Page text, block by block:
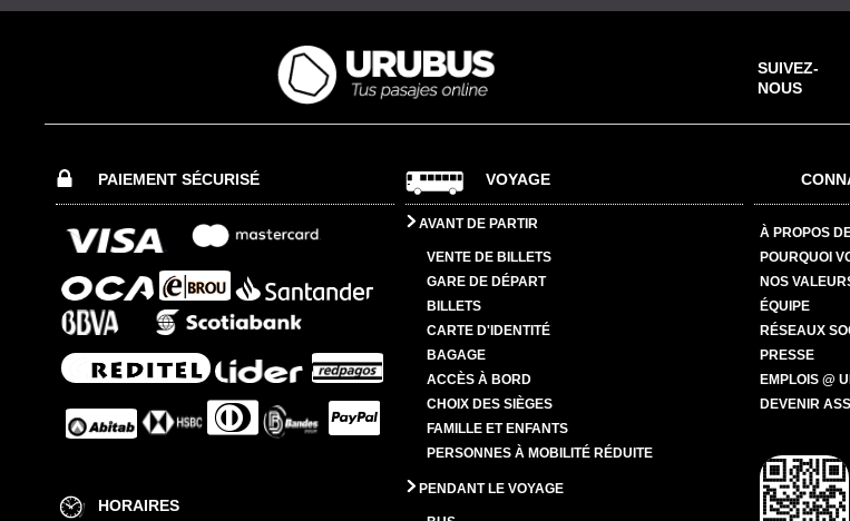
SUIVEZ-
NOUS
PAIEMENT SÉCURISÉ
HORAIRES
VOYAGE
AVANT DE PARTIR
VENTE DE BILLETS
GARE DE DÉPART
BILLETS
CARTE D'IDENTITÉ
BAGAGE
ACCÈS À BORD
CHOIX DES SIÈGES
FAMILLE ET ENFANTS
PERSONNES À MOBILITÉ RÉDUITE
PENDANT LE VOYAGE
À PROPOS
POURQUOI
NOS
ÉQUIPE
RÉSEAUX
PRESSE
EMPLOIS @
DEVENIR